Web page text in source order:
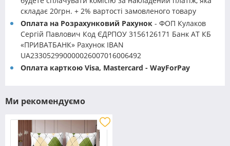
складає 20грн. + 2% вартості замовленого товару
Оплата на Розрахунковий Рахунок - ФОП Кулаков
Сергій Павлович Код ЄДРПОУ 3156126171 Банк АТ КБ
«ПРИВАТБАНК» Рахунок IBAN
UA233052990000026007016006492
Оплата карткою Visa, Mastercard - WayForPay
Ми рекомендуємо